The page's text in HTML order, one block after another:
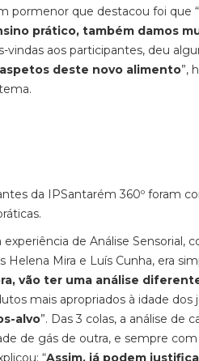
pormenor que destacou foi que “
prático, também damos
aos participantes, deu
deste novo alimento”,
da IPSantarém 360º foram
de Análise Sensorial,
Mira e Luís Cunha, era
vão ter uma análise
mais apropriados à idade dos
alvo”. Das 3 colas, a análise de
de gás de outra, e sempre
“Assim, já podem